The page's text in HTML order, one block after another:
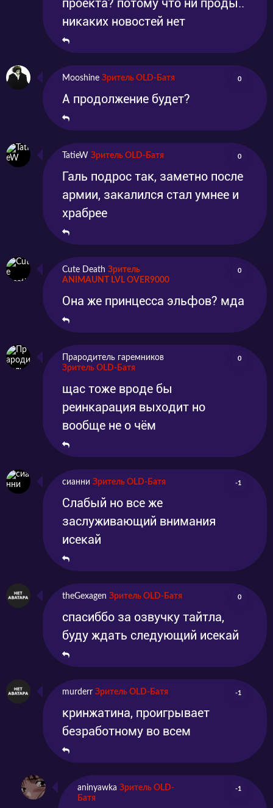
человек отправляется покорять подземелье.
Исследуя подземный мир, в скором времени
он создает сеть крупнейших квестов, пройти
которые смогут только самые отважные и
сильные участники. Чтобы получить новое
обмундирование, соревнующиеся должны
добраться до специальных мест, которые
тщательно маскируются.
Посмотреть японское аниме «Реинкарнация
сильнейшего оммёдзи: Эти монстры
слишком слабы по сравнению с моим ёкаем»
в жанрах приключенческого экшена и
фэнтези от режиссёра Рёсукэ Сибуи можно
на нашем сайте абсолютно бесплатно.
Регистрацию проходить для этого также не
нужно. Мы предлагаем вам хорошее
качество картинки, комфортное
времяпрепровождения и потрясающую
озвучку персонажей. Не забывайте делиться
также своими впечатлениями и эмоциями в
комментариях.
проекта? потому что ни проды..
никаких новостей нет
Mooshine Зритель OLD-Батя 0
А продолжение будет?
TatieW Зритель OLD-Батя 0
Галь подрос так, заметно после
армии, закалился стал умнее и
храбрее
Cute Death Зритель
ANIMAUNT LVL OVER9000
0
Она же принцесса эльфов? мда
Прародитель гаремников
Зритель OLD-Батя
0
щас тоже вроде бы
реинкарация выходит но
вообще не о чём
сианни Зритель OLD-Батя -1
Слабый но все же
заслуживающий внимания
исекай
theGexagen Зритель OLD-Батя 0
спасиббо за озвучку тайтла,
буду ждать следующий исекай
murderr Зритель OLD-Батя -1
кринжатина, проигрывает
безработному во всем
aninyawka Зритель OLD-
Батя
-1